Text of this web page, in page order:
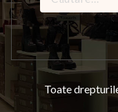
după:
Toate